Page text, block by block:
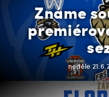
Známe
neděle